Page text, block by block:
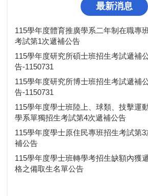
最新消息
115學年度體育推廣學系二年制在職專
考試第1次遞補公告
115學年度研究所碩士班招生考試遞補
告-1150731
115學年度研究所博士班招生考試遞補
告-1150731
115學年度學士班陸上、球類、技擊運
學系單獨招生考試第4次遞補公告
115學年度學士原住民專班招生考試第3
補公告
115學年度學士班轉學考招生缺額內獲
格之備取生名單公告